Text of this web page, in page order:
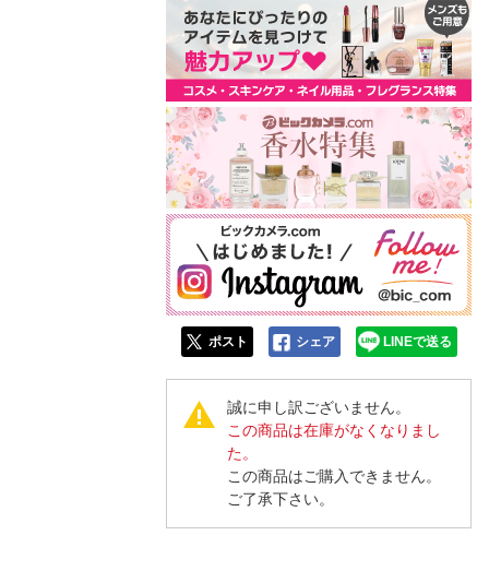
ポスト シェア LINEで送る
誠に申し訳ございません。
この商品は在庫がなくなりまし
た。
この商品はご購入できません。
ご了承下さい。